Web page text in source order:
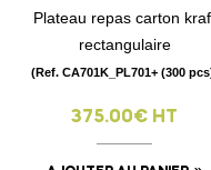
Plateau repas carton
rectangulaire
(Ref. CA701K_PL701+ (300
375.00€ HT